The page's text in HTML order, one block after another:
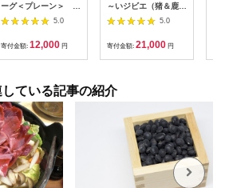
ーグ＜プレーン＞ 4
個セット
【1457239】
5.0
寄付金額: 12,000 円
～いジビエ（猪＆鹿）
[№5227-0329]5.0
寄付金額: 21,000 円
ている記事の紹介